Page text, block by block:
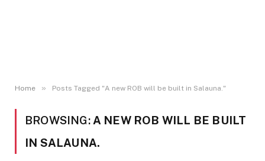
Home » Posts Tagged "A new ROB will be built in Salauna."
BROWSING: A NEW ROB WILL BE BUILT
IN SALAUNA.